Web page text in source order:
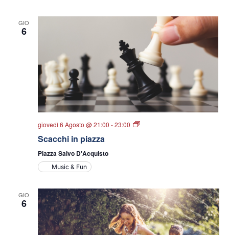
GIO
6
giovedì 6 Agosto @ 21:00 -23:00
Scacchi
Scacchi in piazza
Piazza Salvo D'Acquisto
Music & Fun
GIO
6